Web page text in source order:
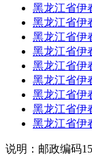
黑龙江省伊
黑龙江省伊
黑龙江省伊
黑龙江省伊
黑龙江省伊
黑龙江省伊
黑龙江省伊
黑龙江省伊
黑龙江省伊
说明：邮政编码